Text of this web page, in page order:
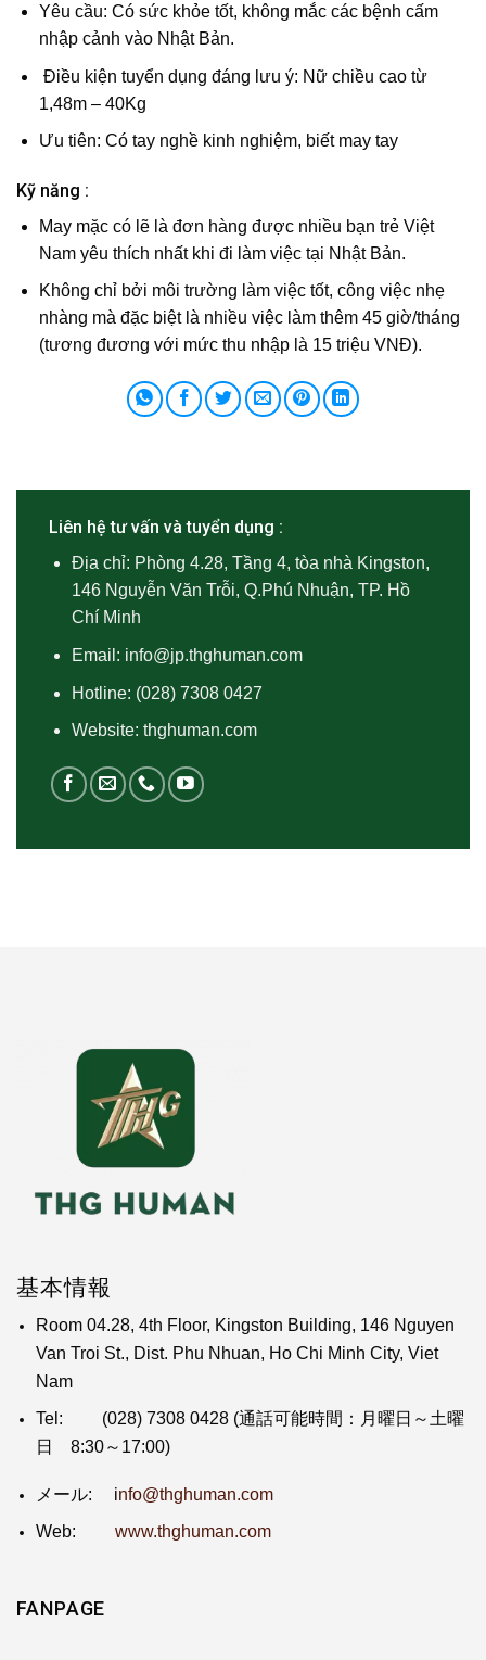
Yêu cầu: Có sức khỏe tốt, không mắc các bệnh cấm
nhập cảnh vào Nhật Bản.
Điều kiện tuyển dụng đáng lưu ý: Nữ chiều cao từ
1,48m – 40Kg
Ưu tiên: Có tay nghề kinh nghiệm, biết may tay
Kỹ năng :
May mặc có lẽ là đơn hàng được nhiều bạn trẻ Việt
Nam yêu thích nhất khi đi làm việc tại Nhật Bản.
Không chỉ bởi môi trường làm việc tốt, công việc nhẹ
nhàng mà đặc biệt là nhiều việc làm thêm 45 giờ/tháng
(tương đương với mức thu nhập là 15 triệu VNĐ).
Liên hệ tư vấn và tuyển dụng :
Địa chỉ: Phòng 4.28, Tầng 4, tòa nhà Kingston,
146 Nguyễn Văn Trỗi, Q.Phú Nhuận, TP. Hồ
Chí Minh
Email: info@jp.thghuman.com
Hotline: (028) 7308 0427
Website: thghuman.com
基本情報
Room 04.28, 4th Floor, Kingston Building, 146 Nguyen
Van Troi St., Dist. Phu Nhuan, Ho Chi Minh City, Viet
Nam
Tel:
(028) 7308 0428(通話可能時間：月曜日～土曜
日 8:30～17:00)
メール: info@thghuman.com
Web: www.thghuman.com
FANPAGE